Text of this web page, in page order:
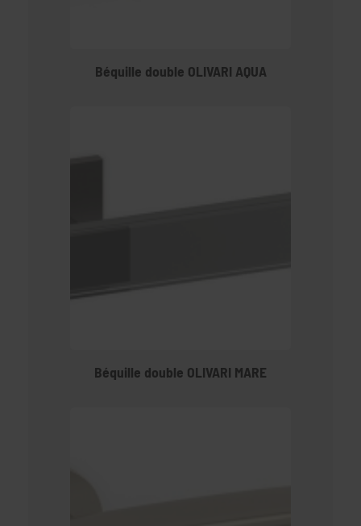
Béquille double OLIVARI AQUA
Béquille double OLIVARI MARE